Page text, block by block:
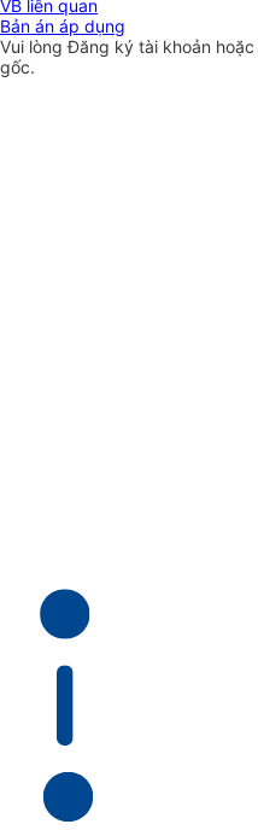
VB liên quan
Bản án áp dụng
Vui lòngĐăng ký tài khoản hoặc
gốc.